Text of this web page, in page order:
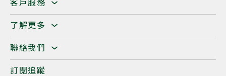
客戶服務
了解更多
聯絡我們
訂閱追蹤